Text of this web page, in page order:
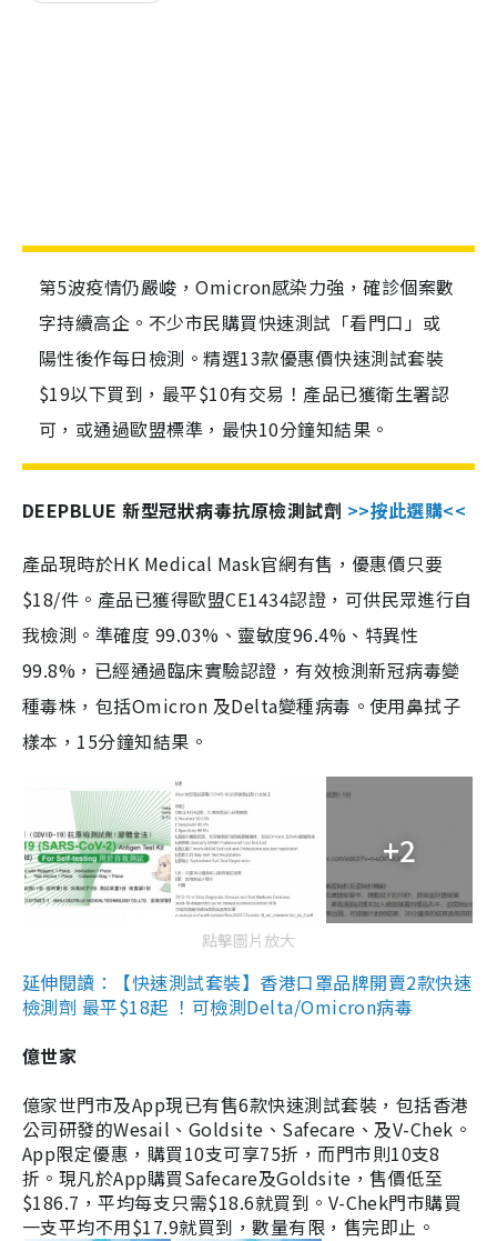
第5波疫情仍嚴峻，Omicron感染力強，確診個案數
字持續高企。不少市民購買快速測試「看門口」或
陽性後作每日檢測。精選13款優惠價快速測試套裝
$19以下買到，最平$10有交易！產品已獲衛生署認
可，或通過歐盟標準，最快10分鐘知結果。
DEEPBLUE 新型冠狀病毒抗原檢測試劑 >>按此選購<<
產品現時於HK Medical Mask官網有售，優惠價只要
$18/件。產品已獲得歐盟CE1434認證，可供民眾進行自
我檢測。準確度 99.03%、靈敏度96.4%、特異性
99.8%，已經通過臨床實驗認證，有效檢測新冠病毒變
種毒株，包括Omicron 及Delta變種病毒。使用鼻拭子
樣本，15分鐘知結果。
+2
點擊圖片放大
延伸閱讀：【快速測試套裝】香港口罩品牌開賣2款快速
檢測劑 最平$18起 ！可檢測Delta/Omicron病毒
億世家
億家世門市及App現已有售6款快速測試套裝，包括香港
公司研發的Wesail、Goldsite、Safecare、及V-Chek。
App限定優惠，購買10支可享75折，而門市則10支8
折。現凡於App購買Safecare及Goldsite，售價低至
$186.7，平均每支只需$18.6就買到。V-Chek門市購買
一支平均不用$17.9就買到，數量有限，售完即止。